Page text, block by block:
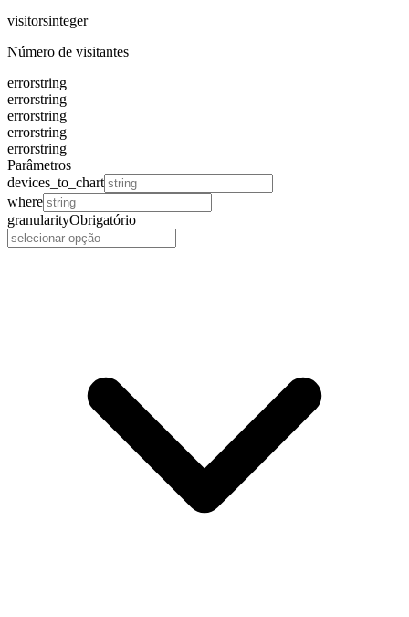
visitorsinteger
Número de visitantes
errorstring
errorstring
errorstring
errorstring
errorstring
Parâmetros
devices_to_chart
where
granularityObrigatório